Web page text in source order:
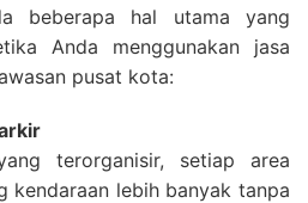
beberapa hal utama yang
Anda menggunakan jasa
pusat kota:
terorganisir, setiap area
kendaraan lebih banyak tanpa